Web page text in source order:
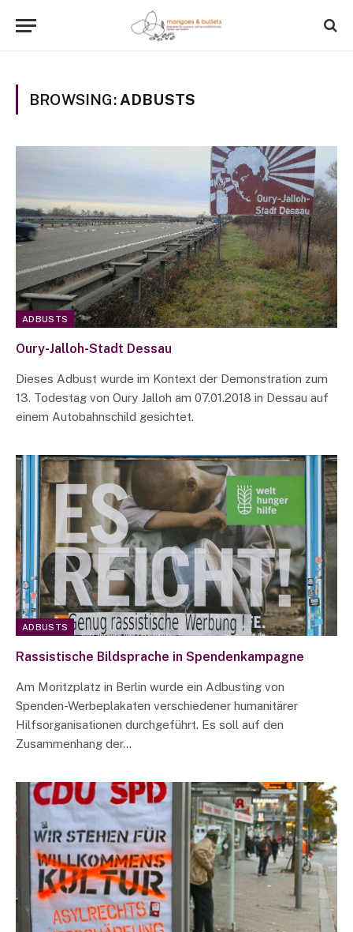
BROWSING: ADBUSTS
ADBUSTS
Oury-Jalloh-Stadt Dessau
Dieses Adbust wurde im Kontext der Demonstration zum
13. Todestag von Oury Jalloh am 07.01.2018 in Dessau auf
einem Autobahnschild gesichtet.
ADBUSTS
Rassistische Bildsprache in Spendenkampagne
Am Moritzplatz in Berlin wurde ein Adbusting von
Spenden-Werbeplakaten verschiedener humanitärer
Hilfsorganisationen durchgeführt. Es soll auf den
Zusammenhang der…